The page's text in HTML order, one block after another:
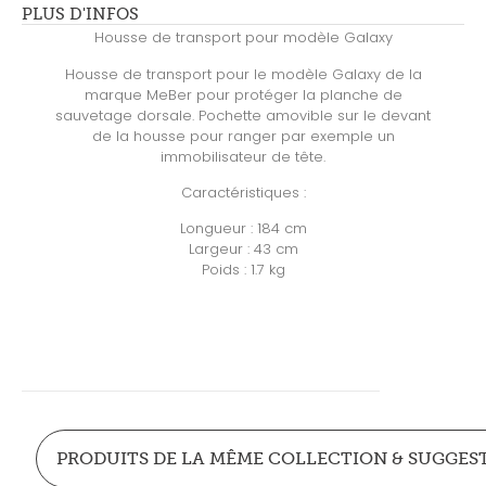
PLUS D'INFOS
Housse de transport pour modèle Galaxy
Housse de transport pour le modèle Galaxy de la
marque MeBer pour protéger la planche de
sauvetage dorsale. Pochette amovible sur le devant
de la housse pour ranger par exemple un
immobilisateur de tête.
Caractéristiques :
Longueur : 184 cm
Largeur : 43 cm
Poids : 1.7 kg
PRODUITS DE LA MÊME COLLECTION &